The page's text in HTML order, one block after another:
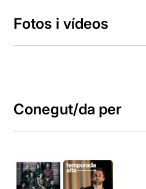
Fotos i vídeos
Conegut/da per